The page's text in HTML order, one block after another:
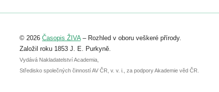
Registrovat se můžete do 6. září.
abstraktu přihlášené přednášky nebo
posteru je už 30. června.
© 2026 Časopis ŽIVA– Rozhled v oboru veškeré přírody.
Založil roku 1853 J. E. Purkyně.
Vydává Nakladatelství Academia,
Středisko společných činností AV ČR, v. v. i., za podpory Akademie věd ČR.